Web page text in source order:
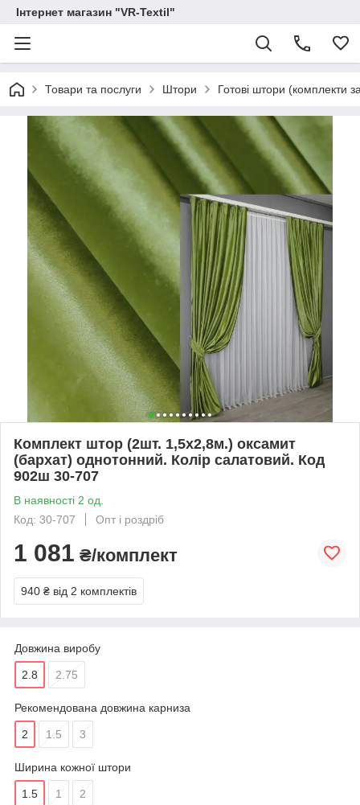
Інтернет магазин "VR-Textil"
Товари та послуги Штори Готові штори (комплекти
Комплект штор (2шт. 1,5х2,8м.) оксамит
(бархат) однотонний. Колір салатовий. Код
902ш 30-707
В наявності 2 од.
Код: 30-707
Опт і роздріб
1 081 ₴/комплект
940 ₴ від 2 комплектів
Довжина виробу
2.8 2.75
Рекомендована довжина карниза
2 1.5 3
Ширина кожної штори
1.5 1 2